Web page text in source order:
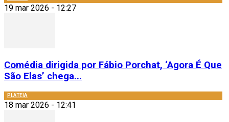
19 mar 2026 - 12:27
Comédia dirigida por Fábio Porchat, ‘Agora É Que
São Elas’ chega...
PLATEIA
18 mar 2026 - 12:41